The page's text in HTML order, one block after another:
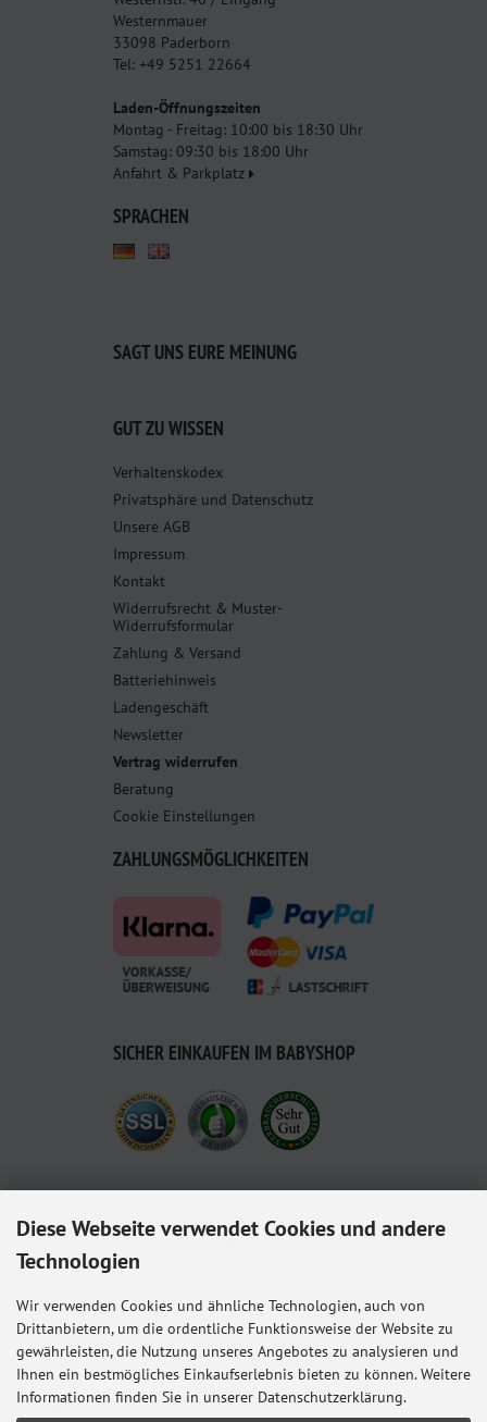
Westernmauer
33098 Paderborn
Tel: +49 5251 22664
Laden-Öffnungszeiten
Montag - Freitag: 10:00 bis 18:30 Uhr
Samstag: 09:30 bis 18:00 Uhr
Anfahrt & Parkplatz
SPRACHEN
SAGT UNS EURE MEINUNG
GUT ZU WISSEN
Verhaltenskodex
Privatsphäre und Datenschutz
Unsere AGB
Impressum
Kontakt
Widerrufsrecht & Muster-
Widerrufsformular
Zahlung & Versand
Batteriehinweis
Ladengeschäft
Newsletter
Vertrag widerrufen
Beratung
Cookie Einstellungen
ZAHLUNGSMÖGLICHKEITEN
SICHER EINKAUFEN IM BABYSHOP
Babyshop.de - euer Paderborner Babymarkt-Fachgeschäft für Baby und Kleinkind. Wir
Kindersitze, Babybettchen und vieles mehr von allen namhaften Herstellern. Besucht
Wir sind für euch und euren Nachwuchs da.
Lieferung mit ♥ aus Paderborn in die ganze Welt.
Alle Preise inkl. gesetzl. MwSt. zzgl.Versandkosten. Die durchgestrichenen Preise
entsprechen dem bisherigen Preis bei Babyshop Hunstig - Online Familienfachgeschäft
für Babyausstattung.
* Gilt für Lieferungen innerhalb Deutschlands, Lieferzeiten für andere Länder entnehmen
Diese Webseite verwendet Cookies und andere
Technologien
Wir verwenden Cookies und ähnliche Technologien, auch von
Drittanbietern, um die ordentliche Funktionsweise der Website zu
gewährleisten, die Nutzung unseres Angebotes zu analysieren und
Ihnen ein bestmögliches Einkaufserlebnis bieten zu können. Weitere
Informationen finden Sie in unserer Datenschutzerklärung.